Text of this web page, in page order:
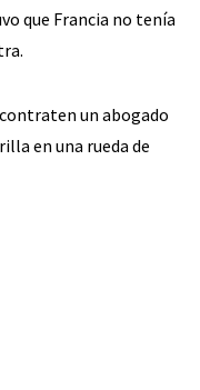
que Francia no tenía
un abogado
en una rueda de